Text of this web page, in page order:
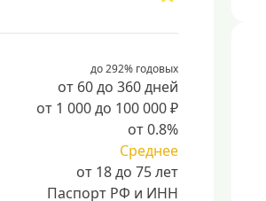
до 292% годовых
от 60 до 360 дней
от 1 000 до 100 000 ₽
от 0.8%
Среднее
от 18 до 75 лет
Паспорт РФ и ИНН